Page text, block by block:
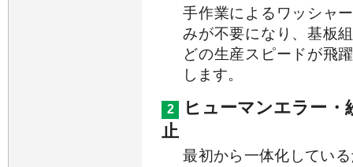
手作業によるワッシャ
みが不要になり、基板
どの生産スピードが飛
します。
2
ヒューマンエラー・
止
最初から一体化してい